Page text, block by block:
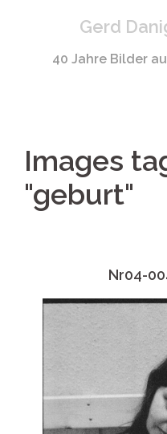
Gerd
40 Jahre Bilder
Images
"geburt"
Nr04-